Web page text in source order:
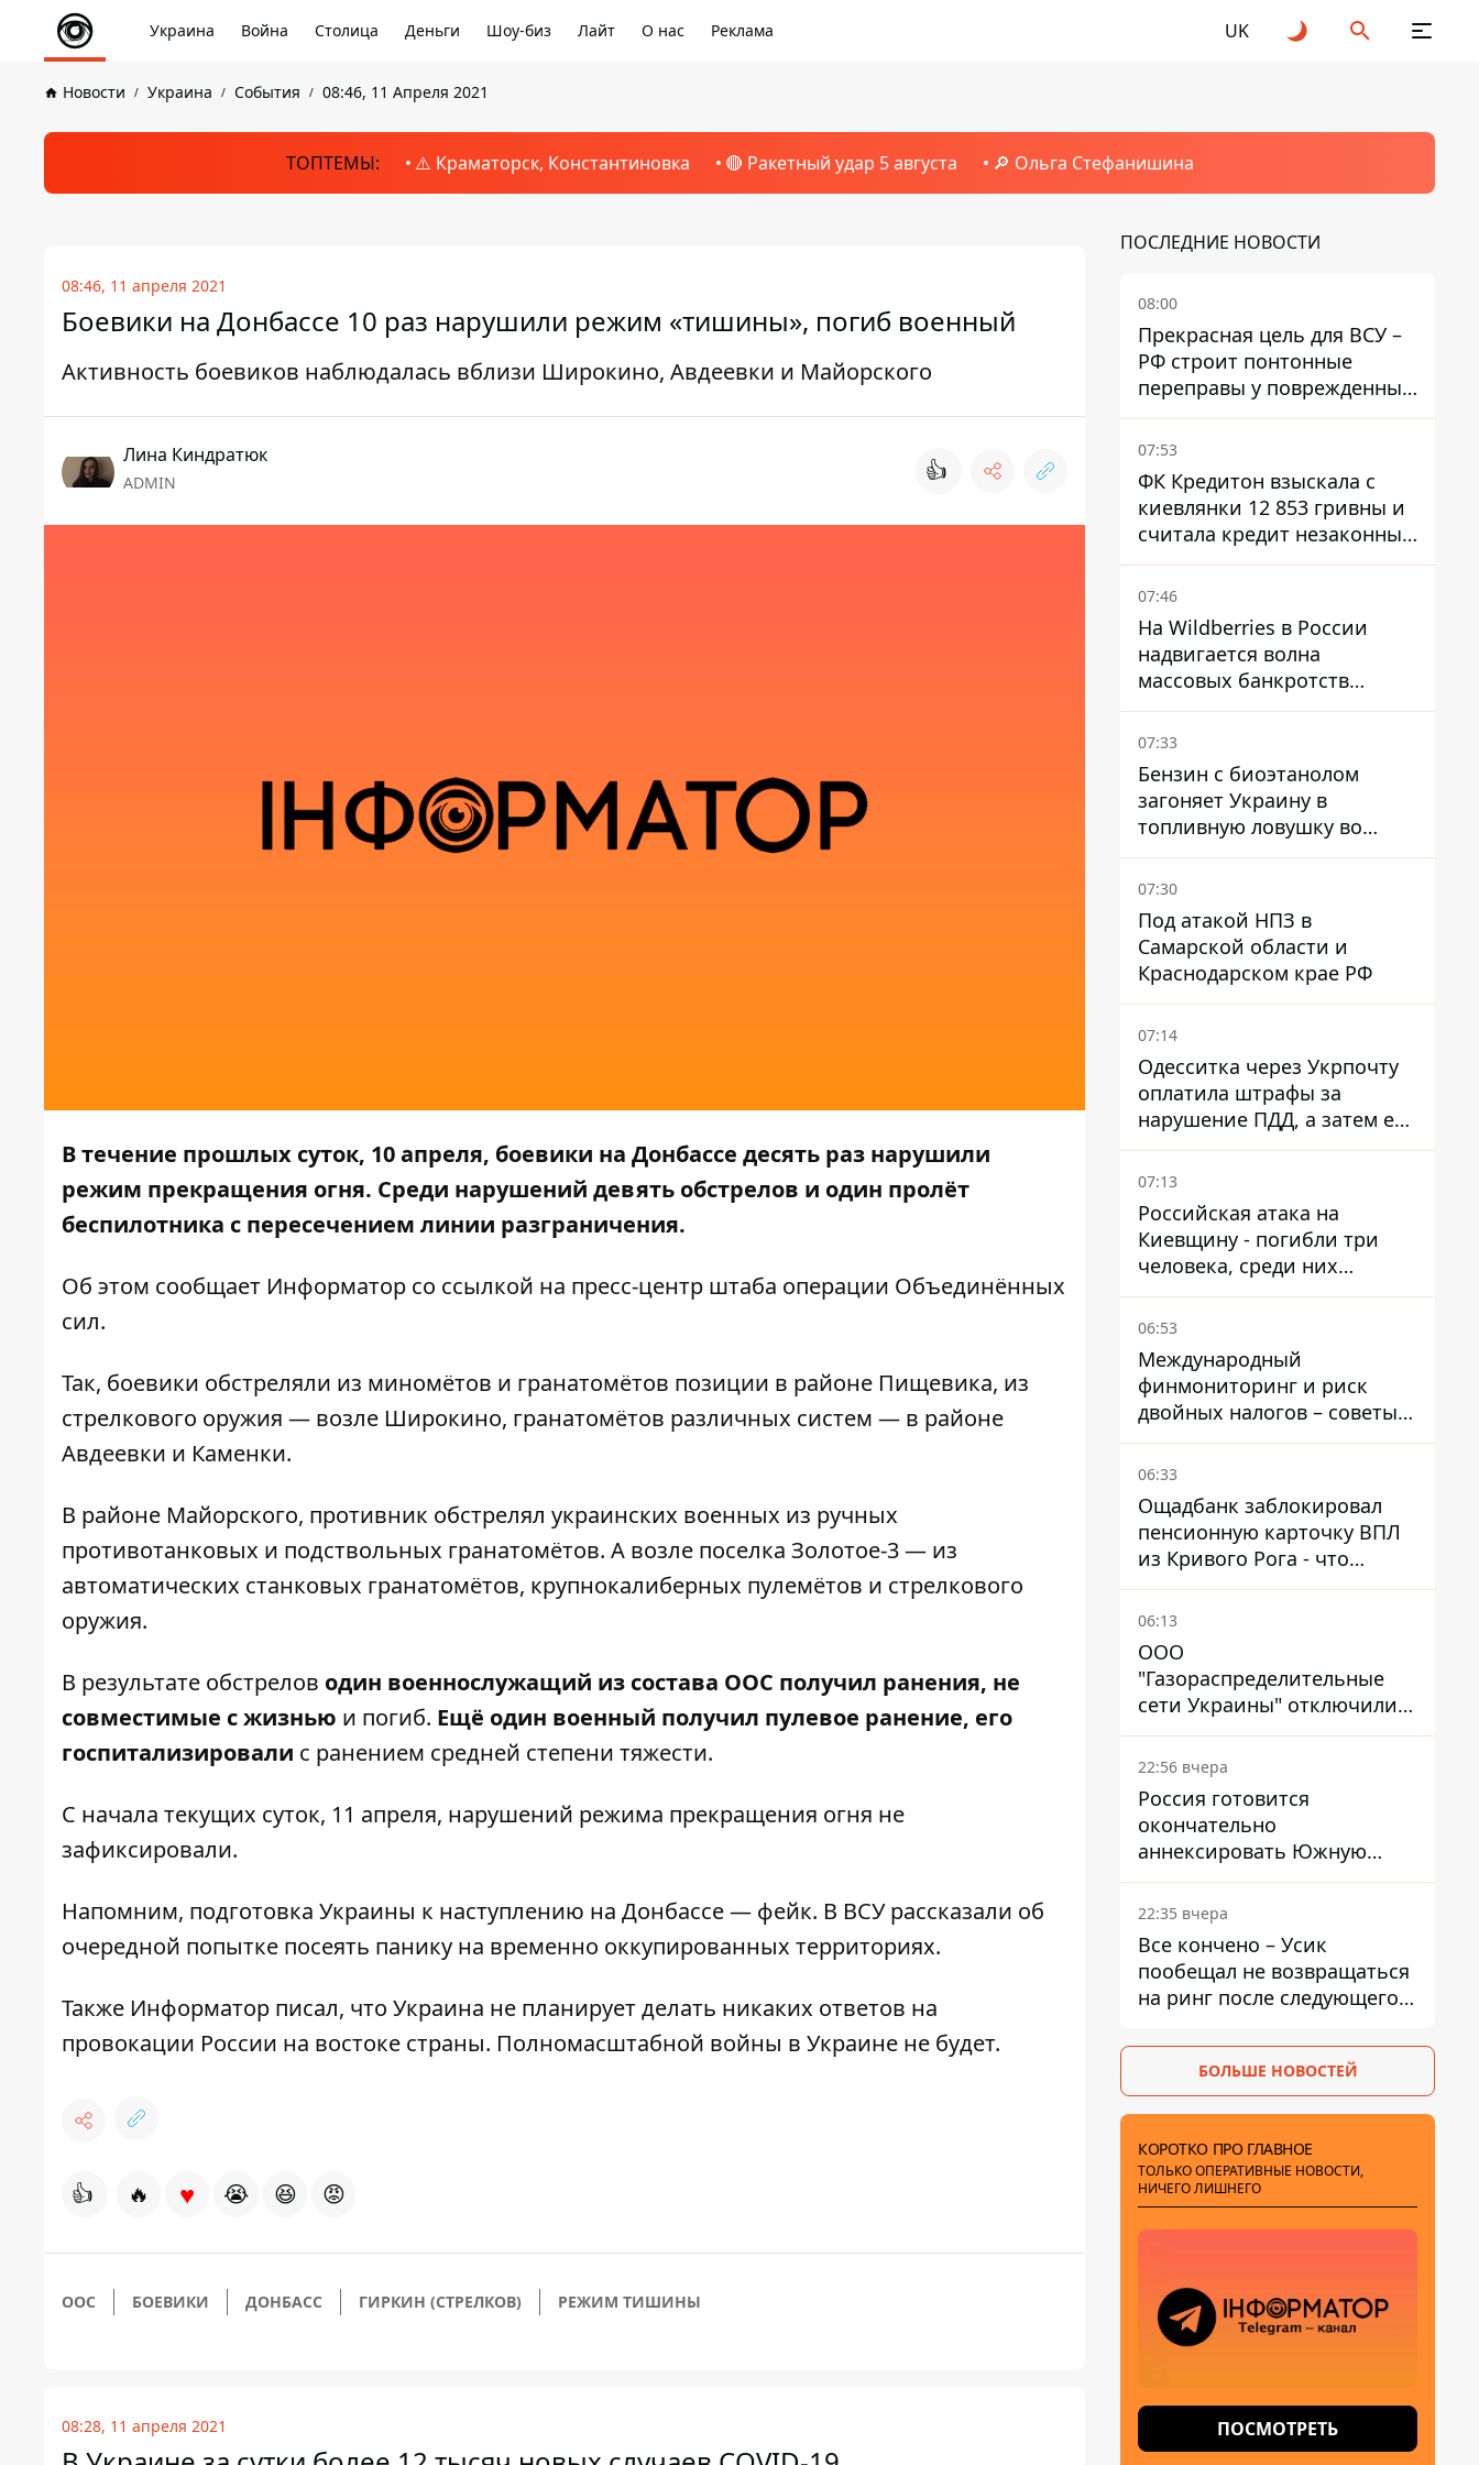
Украина Война Столица Деньги Шоу-биз Лайт О нас Реклама UK
Новости Украина События 08:46, 11 Апреля 2021
ТОПТЕМЫ: ⚠️ Краматорск, Константиновка 🔴 Ракетный удар 5 августа 🔎 Ольга Стефанишина
08:46, 11 апреля 2021
Боевики на Донбассе 10 раз нарушили режим «тишины», погиб военный
Активность боевиков наблюдалась вблизи Широкино, Авдеевки и Майорского
Лина Киндратюк
ADMIN 👍
В течение прошлых суток, 10 апреля, боевики на Донбассе десять раз нарушили
режим прекращения огня. Среди нарушений девять обстрелов и один пролёт
беспилотника с пересечением линии разграничения.
Об этом сообщает Информатор со ссылкой на пресс-центр штаба операции Объединённых
сил.
Так, боевики обстреляли из миномётов и гранатомётов позиции в районе Пищевика, из
стрелкового оружия — возле Широкино, гранатомётов различных систем — в районе
Авдеевки и Каменки.
В районе Майорского, противник обстрелял украинских военных из ручных
противотанковых и подствольных гранатомётов. А возле поселка Золотое-3 — из
автоматических станковых гранатомётов, крупнокалиберных пулемётов и стрелкового
оружия.
В результате обстрелов один военнослужащий из состава ООС получил ранения, не
совместимые с жизнью и погиб. Ещё один военный получил пулевое ранение, его
госпитализировали с ранением средней степени тяжести.
С начала текущих суток, 11 апреля, нарушений режима прекращения огня не
зафиксировали.
Напомним, подготовка Украины к наступлению на Донбассе — фейк. В ВСУ рассказали об
очередной попытке посеять панику на временно оккупированных территориях.
Также Информатор писал, что Украина не планирует делать никаких ответов на
провокации России на востоке страны. Полномасштабной войны в Украине не будет.
👍 🔥 ♥ 😭 😆 😡
ООС БОЕВИКИ ДОНБАСС ГИРКИН (СТРЕЛКОВ) РЕЖИМ ТИШИНЫ
08:28, 11 апреля 2021
ПОСЛЕДНИЕ НОВОСТИ
08:00
Прекрасная цель для ВСУ –
РФ строит понтонные
переправы у поврежденных
мостов на ТОТ
07:53
ФК Кредитон взыскала с
киевлянки 12 853 гривны и
считала кредит незаконным
- что решил суд
07:46
На Wildberries в России
надвигается волна
массовых банкротств
продавцов - Reuters
07:33
Бензин с биоэтанолом
загоняет Украину в
топливную ловушку во
время войны - Сергей Куюн
07:30
Под атакой НПЗ в
Самарской области и
Краснодарском крае РФ
07:14
Одесситка через Укрпочту
оплатила штрафы за
нарушение ПДД, а затем ее
счета заблокировали - в
чем причина и что решил
07:13
Российская атака на
Киевщину - погибли три
человека, среди них
ребенок 2022 года
рождения
06:53
Международный
финмониторинг и риск
двойных налогов – советы
украинцам в Польше
06:33
Ощадбанк заблокировал
пенсионную карточку ВПЛ
из Кривого Рога - что
решил суд
06:13
ООО
"Газораспределительные
сети Украины" отключили
львовянке газ - что решил
суд
22:56 вчера
Россия готовится
окончательно
аннексировать Южную
Осетию – страны НАТО
обеспокоены
22:35 вчера
Все кончено – Усик
пообещал не возвращаться
на ринг после следующего
БОЛЬШЕ НОВОСТЕЙ
КОРОТКО ПРО ГЛАВНОЕ
ТОЛЬКО ОПЕРАТИВНЫЕ НОВОСТИ,
НИЧЕГО ЛИШНЕГО
ПОСМОТРЕТЬ